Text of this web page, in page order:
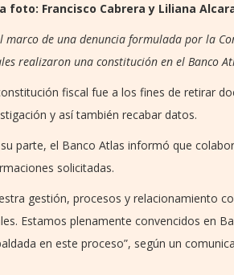
foto: Francisco Cabrera y Liliana
marco de una denuncia formulada por la
realizaron una constitución en el Banco
fiscal fue a los fines de retirar
y así también recabar datos.
parte, el Banco Atlas informó que
solicitadas.
gestión, procesos y relacionamiento
Estamos plenamente convencidos en
en este proceso”, según un